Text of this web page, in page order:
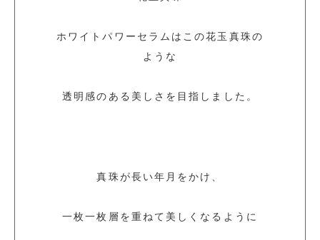
ホワイトパワーセラムはこの花玉真珠の
ような
透明感のある美しさを目指しました。
真珠が長い年月をかけ、
一枚一枚層を重ねて美しくなるように